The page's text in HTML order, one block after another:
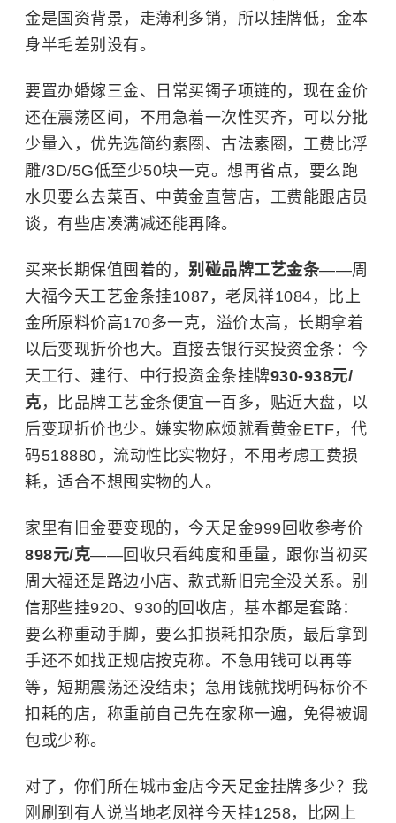
金是国资背景，走薄利多销，所以挂牌低，金本
身半毛差别没有。
要置办婚嫁三金、日常买镯子项链的，现在金价
还在震荡区间，不用急着一次性买齐，可以分批
少量入，优先选简约素圈、古法素圈，工费比浮
雕/3D/5G低至少50块一克。想再省点，要么跑
水贝要么去菜百、中黄金直营店，工费能跟店员
谈，有些店凑满减还能再降。
买来长期保值囤着的， 别碰品牌工艺金条——周
大福今天工艺金条挂1087，老凤祥1084，比上
金所原料价高170多一克，溢价太高，长期拿着
以后变现折价也大。直接去银行买投资金条：今
天工行、建行、中行投资金条挂牌930-938元/
克 ，比品牌工艺金条便宜一百多，贴近大盘，以
后变现折价也少。嫌实物麻烦就看黄金ETF，代
码518880，流动性比实物好，不用考虑工费损
耗，适合不想囤实物的人。
家里有旧金要变现的，今天足金999回收参考价
898元/克——回收只看纯度和重量，跟你当初买
周大福还是路边小店、款式新旧完全没关系。别
信那些挂920、930的回收店，基本都是套路：
要么称重动手脚，要么扣损耗扣杂质，最后拿到
手还不如找正规店按克称。不急用钱可以再等
等，短期震荡还没结束；急用钱就找明码标价不
扣耗的店，称重前自己先在家称一遍，免得被调
包或少称。
对了，你们所在城市金店今天足金挂牌多少？我
刚刷到有人说当地老凤祥今天挂1258，比网上